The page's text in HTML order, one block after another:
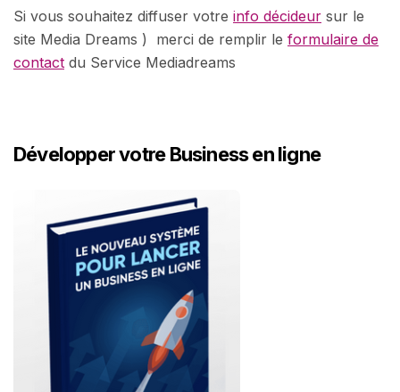
Si vous souhaitez diffuser votre info décideur sur le
site Media Dreams ) merci de remplir le formulaire de
contact du Service Mediadreams
Développer votre Business en ligne